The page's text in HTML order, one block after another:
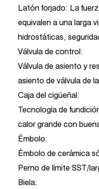
Latón forjado: La
equivalen a una larga
hidrostáticas,
Válvula de control:
Válvula de asiento y
asiento de válvula de
Caja del cigüeñal:
Tecnología de
calor grande con
Émbolo:
Émbolo de cerámica
Perno de límite SST/
Biela: